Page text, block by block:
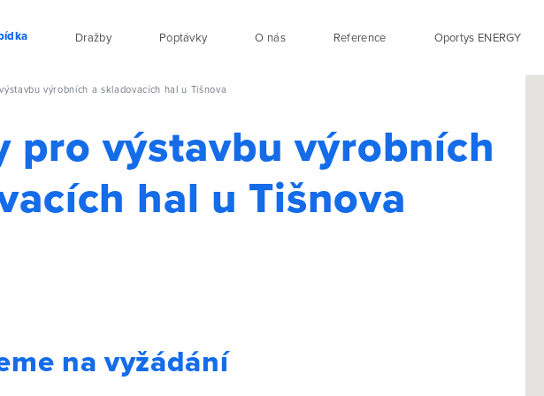
Dražby Poptávky O nás Reference Oportys ENERGY
výrobních a skladovacích hal u Tišnova
pro výstavbu výrobních
hal u Tišnova
na vyžádání